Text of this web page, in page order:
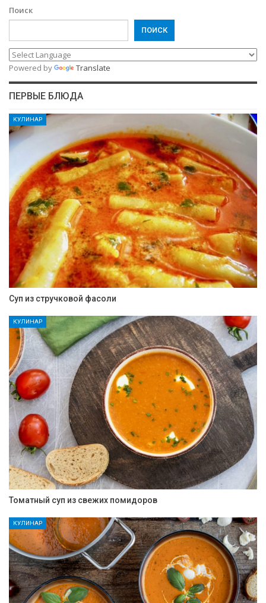
Поиск
ПОИСК
Powered by Translate
ПЕРВЫЕ БЛЮДА
КУЛИНАР
Суп из стручковой фасоли
КУЛИНАР
Томатный суп из свежих помидоров
КУЛИНАР